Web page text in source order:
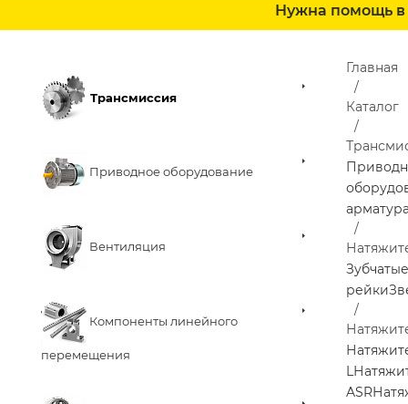
Нужна помощь в
Трансмиссия
Приводное оборудование
Вентиляция
Компоненты линейного
перемещения
Главная
Каталог
рейки
L
ASR